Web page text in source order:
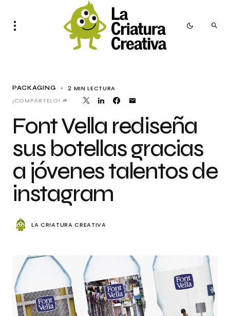
PACKAGING
2 MIN LECTURA
¡COMPÁRTELO!
Font Vella rediseña
sus botellas gracias
a jóvenes talentos de
instagram
LA CRIATURA CREATIVA